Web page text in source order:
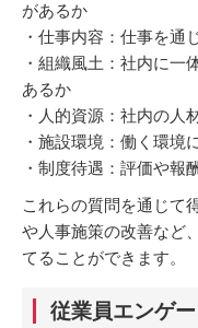
があるか
・仕事内容：仕事を通
・組織風土：社内に一
あるか
・人的資源：社内の人
・施設環境：働く環境
・制度待遇：評価や報
これらの質問を通じて
や人事施策の改善など
てることができます。
従業員エンゲ